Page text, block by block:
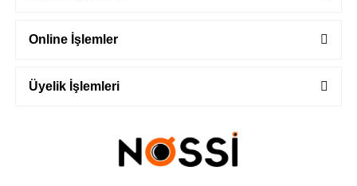
Online İşlemler
Üyelik İşlemleri